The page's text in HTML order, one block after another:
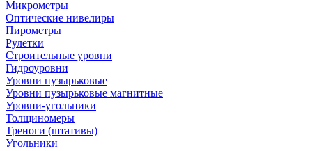
Микрометры
Оптические нивелиры
Пирометры
Рулетки
Строительные уровни
Гидроуровни
Уровни пузырьковые
Уровни пузырьковые магнитные
Уровни-угольники
Толщиномеры
Треноги (штативы)
Угольники